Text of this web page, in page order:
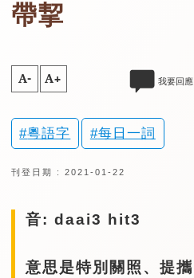
帶挈
A- A+ 我要回應
粵語字 每日一詞
刊登日期 : 2021-01-22
音: daai3 hit3
意思是特別關照、提攜